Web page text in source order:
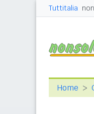
Tuttitalia
Home